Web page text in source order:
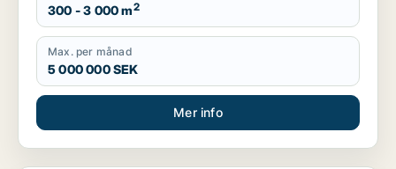
300 - 3 000 m2
Max. per månad
5 000 000 SEK
Mer info